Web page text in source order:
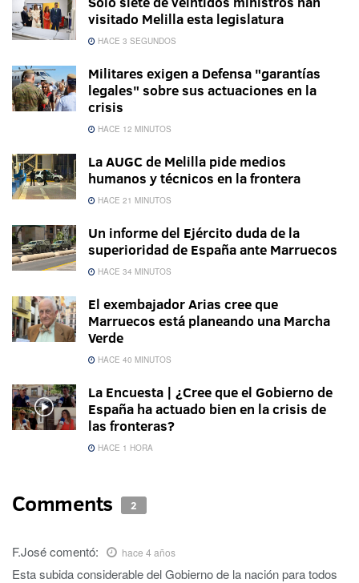
visitado Melilla esta legislatura
HACE 3 SEGUNDOS
Militares exigen a Defensa "garantías
legales" sobre sus actuaciones en la
crisis
HACE 12 MINUTOS
La AUGC de Melilla pide medios
humanos y técnicos en la frontera
HACE 21 MINUTOS
Un informe del Ejército duda de la
superioridad de España ante Marruecos
HACE 34 MINUTOS
El exembajador Arias cree que
Marruecos está planeando una Marcha
Verde
HACE 40 MINUTOS
La Encuesta | ¿Cree que el Gobierno de
España ha actuado bien en la crisis de
las fronteras?
HACE 1 HORA
Comments 2
F.Josécomentó: hace 4 años
Esta subida considerable del Gobierno de la nación para todos